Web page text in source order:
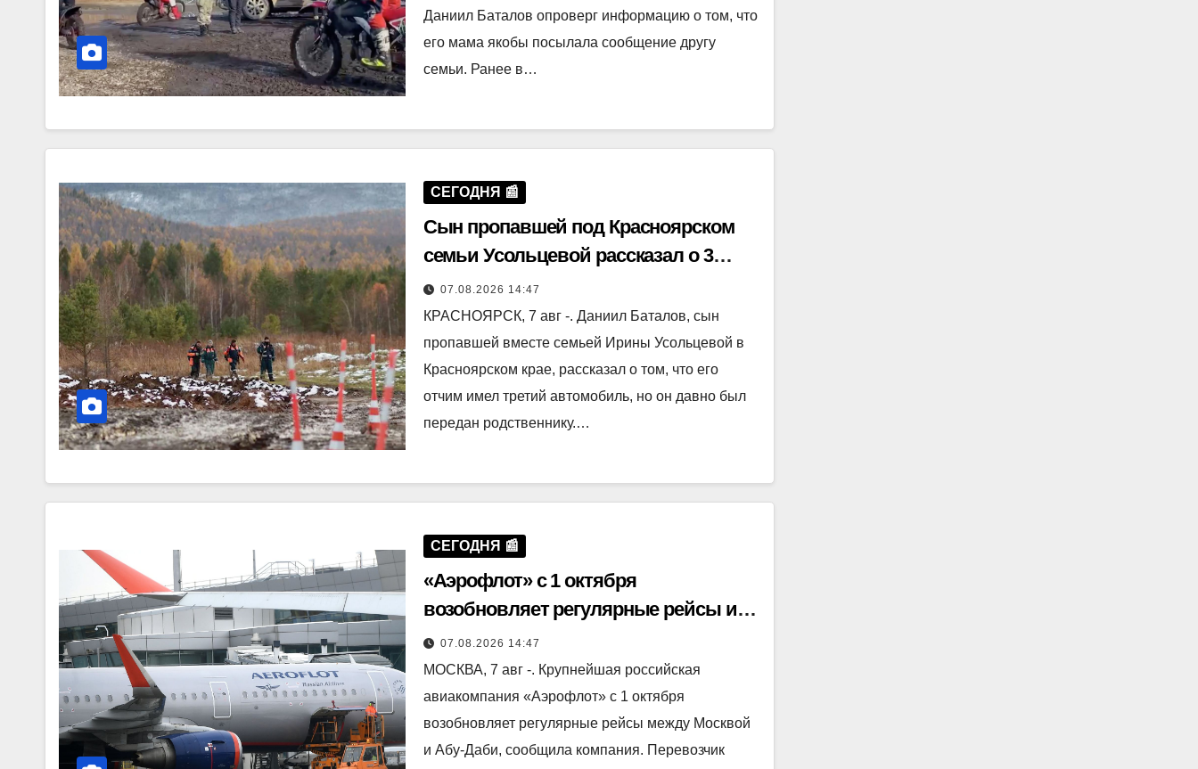
Даниил Баталов опроверг информацию о том, что
его мама якобы посылала сообщение другу
семьи. Ранее в…
СЕГОДНЯ 📰
Сын пропавшей под Красноярском
семьи Усольцевой рассказал о 3
автомобиле отчима
07.08.2026 14:47
КРАСНОЯРСК, 7 авг -. Даниил Баталов, сын
пропавшей вместе семьей Ирины Усольцевой в
Красноярском крае, рассказал о том, что его
отчим имел третий автомобиль, но он давно был
передан родственнику.…
СЕГОДНЯ 📰
«Аэрофлот» с 1 октября
возобновляет регулярные рейсы из
Москвы в Абу-Даби
07.08.2026 14:47
МОСКВА, 7 авг -. Крупнейшая российская
авиакомпания «Аэрофлот» с 1 октября
возобновляет регулярные рейсы между Москвой
и Абу-Даби, сообщила компания. Перевозчик